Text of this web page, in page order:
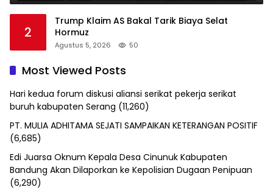
2
Trump Klaim AS Bakal Tarik Biaya Selat
Hormuz
Agustus 5, 2026 50
Most Viewed Posts
Hari kedua forum diskusi aliansi serikat pekerja serikat
buruh kabupaten Serang (11,260)
PT. MULIA ADHITAMA SEJATI SAMPAIKAN KETERANGAN POSITIF
(6,685)
Edi Juarsa Oknum Kepala Desa Cinunuk Kabupaten
Bandung Akan Dilaporkan ke Kepolisian Dugaan Penipuan
(6,290)